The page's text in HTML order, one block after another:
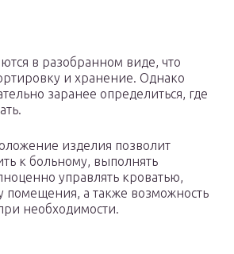
в разобранном виде, что
и хранение. Однако
заранее определиться, где
изделия позволит
к больному, выполнять
управлять кроватью,
помещения, а также возможность
необходимости.